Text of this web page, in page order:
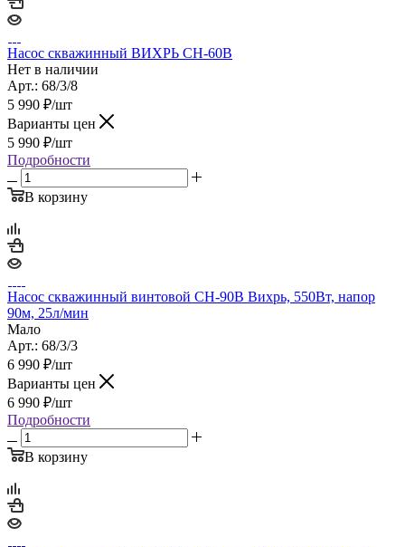
Насос скважинный ВИХРЬ СН-60B
Нет в наличии
Арт.: 68/3/8
5 990 ₽/шт
Варианты цен
5 990 ₽/шт
Подробности
В корзину
Насос скважинный винтовой СН-90В Вихрь, 550Вт, напор
90м, 25л/мин
Мало
Арт.: 68/3/3
6 990 ₽/шт
Варианты цен
6 990 ₽/шт
Подробности
В корзину